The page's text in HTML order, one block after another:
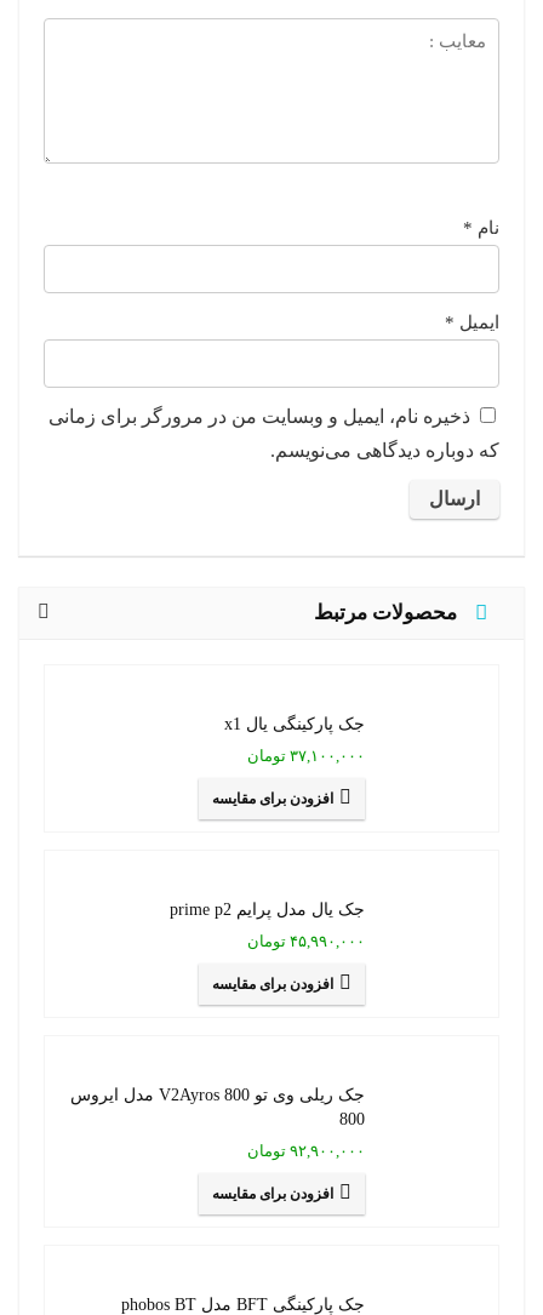
نام *
ایمیل *
ذخیره نام، ایمیل و وبسایت من در مرورگر برای زمانی
که دوباره دیدگاهی می‌نویسم.
محصولات مرتبط
جک پارکینگی یال x1
۳۷,۱۰۰,۰۰۰ تومان
افزودن برای مقایسه
جک یال مدل پرایم prime p2
۴۵,۹۹۰,۰۰۰ تومان
افزودن برای مقایسه
جک ریلی وی تو 800 V2Ayros مدل ایروس
800
۹۲,۹۰۰,۰۰۰ تومان
افزودن برای مقایسه
جک پارکینگی BFT مدل phobos BT